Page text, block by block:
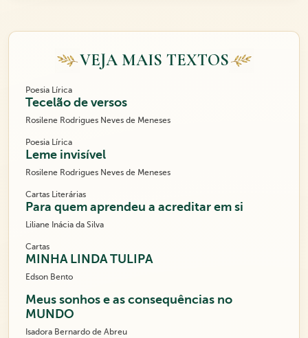
VEJA MAIS TEXTOS
Poesia Lírica
Tecelão de versos
Rosilene Rodrigues Neves de Meneses
Poesia Lírica
Leme invisível
Rosilene Rodrigues Neves de Meneses
Cartas Literárias
Para quem aprendeu a acreditar em si
Liliane Inácia da Silva
Cartas
MINHA LINDA TULIPA
Edson Bento
Meus sonhos e as consequências no
MUNDO
Isadora Bernardo de Abreu